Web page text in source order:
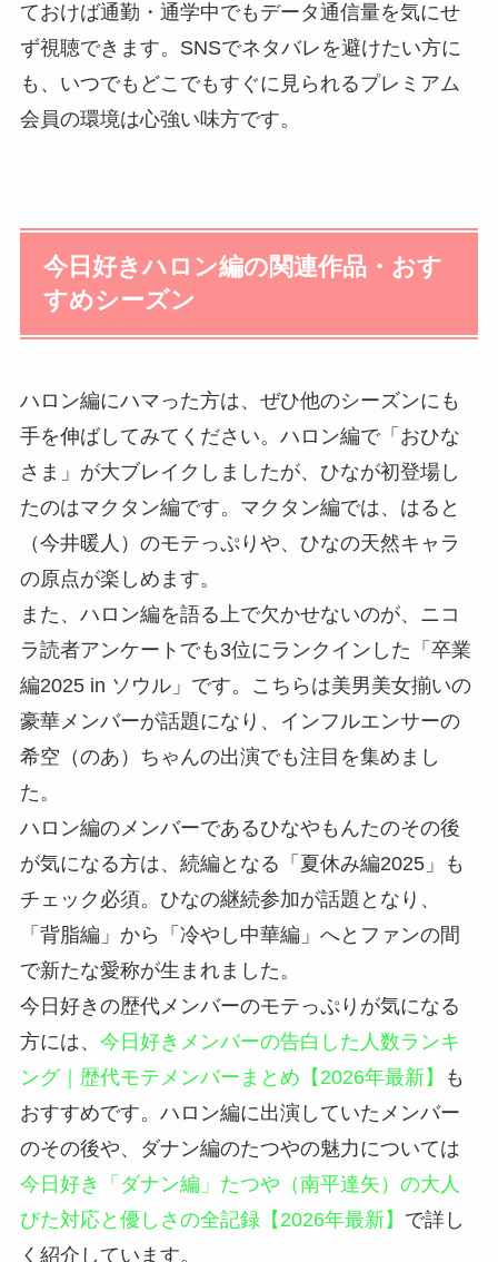
ておけば通勤・通学中でもデータ通信量を気にせ
ず視聴できます。SNSでネタバレを避けたい方に
も、いつでもどこでもすぐに見られるプレミアム
会員の環境は心強い味方です。
今日好きハロン編の関連作品・おす
すめシーズン
ハロン編にハマった方は、ぜひ他のシーズンにも
手を伸ばしてみてください。ハロン編で「おひな
さま」が大ブレイクしましたが、ひなが初登場し
たのはマクタン編です。マクタン編では、はると
（今井暖人）のモテっぷりや、ひなの天然キャラ
の原点が楽しめます。
また、ハロン編を語る上で欠かせないのが、ニコ
ラ読者アンケートでも3位にランクインした「卒業
編2025 in ソウル」です。こちらは美男美女揃いの
豪華メンバーが話題になり、インフルエンサーの
希空（のあ）ちゃんの出演でも注目を集めまし
た。
ハロン編のメンバーであるひなやもんたのその後
が気になる方は、続編となる「夏休み編2025」も
チェック必須。ひなの継続参加が話題となり、
「背脂編」から「冷やし中華編」へとファンの間
で新たな愛称が生まれました。
今日好きの歴代メンバーのモテっぷりが気になる
方には、 今日好きメンバーの告白した人数ランキ
ング｜歴代モテメンバーまとめ【2026年最新】
も
おすすめです。ハロン編に出演していたメンバー
のその後や、ダナン編のたつやの魅力については
今日好き「ダナン編」たつや（南平達矢）の大人
びた対応と優しさの全記録【2026年最新】 で詳し
く紹介しています。